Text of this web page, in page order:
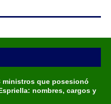
ministros que posesionó
nombres, cargos y